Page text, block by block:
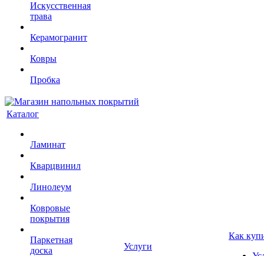
Искусственная
трава
Керамогранит
Ковры
Пробка
Каталог
Ламинат
Кварцвинил
Линолеум
Ковровые
покрытия
Паркетная
доска
Услуги
Как